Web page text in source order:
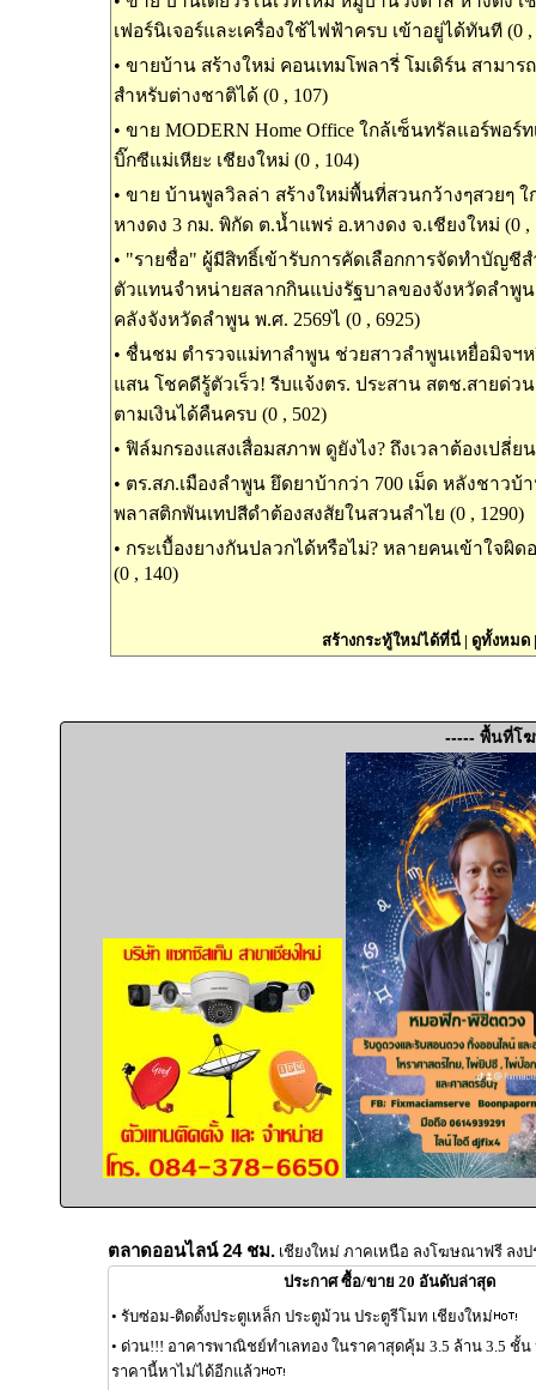
เฟอร์นิเจอร์และเครื่องใช้ไฟฟ้าครบ เข้าอยู่ได้ทันที (0 ,
• ขายบ้าน สร้างใหม่ คอนเทมโพลารี่ โมเดิร์น สามารถ
สำหรับต่างชาติได้ (0 , 107)
• ขาย MODERN Home Office ใกล้เซ็นทรัลแอร์พอร์
บิ๊กซีแม่เหียะ เชียงใหม่ (0 , 104)
• ขาย บ้านพูลวิลล่า สร้างใหม่พื้นที่สวนกว้างๆสวยๆ
หางดง 3 กม. พิกัด ต.น้ำแพร่ อ.หางดง จ.เชียงใหม่ (0 ,
• "รายชื่อ" ผู้มีสิทธิ์เข้ารับการคัดเลือกการจัดทำบัญชีส
ตัวแทนจำหน่ายสลากกินแบ่งรัฐบาลของจังหวัดลำพู
คลังจังหวัดลำพูน พ.ศ. 2569ไ (0 , 6925)
• ชื่นชม ตำรวจแม่ทาลำพูน ช่วยสาวลำพูนเหยื่อมิจฯห
แสน โชคดีรู้ตัวเร็ว! รีบแจ้งตร. ประสาน สตช.สายด่ว
ตามเงินได้คืนครบ (0 , 502)
• ฟิล์มกรองแสงเสื่อมสภาพ ดูยังไง? ถึงเวลาต้องเปลี่ย
• ตร.สภ.เมืองลำพูน ยึดยาบ้ากว่า 700 เม็ด หลังชาวบ้
พลาสติกพันเทปสีดำต้องสงสัยในสวนลำไย (0 , 1290)
• กระเบื้องยางกันปลวกได้หรือไม่? หลายคนเข้าใจผิ
(0 , 140)
สร้างกระทู้ใหม่ได้ที่นี่| ดูทั้งหมด
----- พื้นที่โ
ตลาดออนไลน์ 24 ชม. เชียงใหม่ ภาคเหนือ ลงโฆษณาฟรี ลงป
ประกาศ ซื้อ/ขาย 20 อันดับล่าสุด
• รับซ่อม-ติดตั้งประตูเหล็ก ประตูม้วน ประตูรีโมท เชียงใหม่
• ด่วน!!! อาคารพาณิชย์ทำเลทอง ในราคาสุดคุ้ม 3.5 ล้าน 3.5 ชั้
ราคานี้หาไม่ได้อีกแล้ว